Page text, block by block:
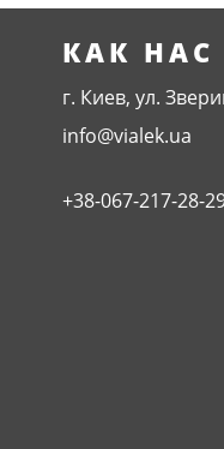
КАК
г. Киев, ул.
info@vialek.ua
+38-067-217-28-